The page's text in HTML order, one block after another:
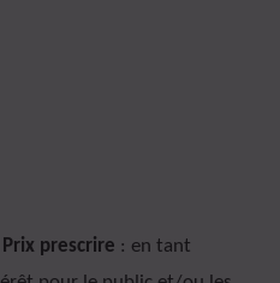
prescrire : en tant